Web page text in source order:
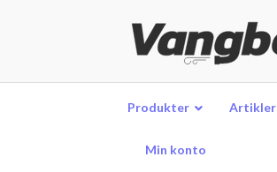
Produkter Artikler
Min konto